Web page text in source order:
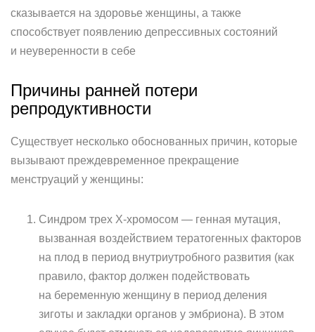
сказывается на здоровье женщины, а также
способствует появлению депрессивных состояний
и неуверенности в себе
Причины ранней потери
репродуктивности
Существует несколько обоснованных причин, которые
вызывают преждевременное прекращение
менструаций у женщины:
Синдром трех Х-хромосом — генная мутация,
вызванная воздействием тератогенных факторов
на плод в период внутриутробного развития (как
правило, фактор должен подействовать
на беременную женщину в период деления
зиготы и закладки органов у эмбриона). В этом